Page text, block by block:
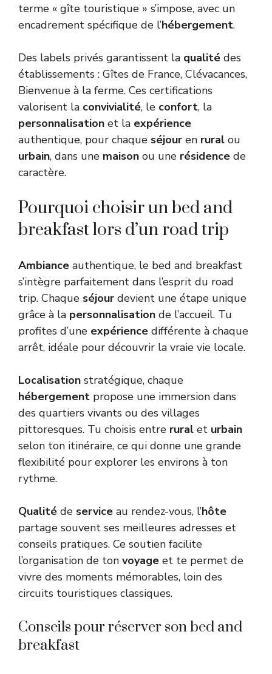
terme « gîte touristique » s’impose, avec un
encadrement spécifique de l’hébergement.
Des labels privés garantissent la qualité des
établissements : Gîtes de France, Clévacances,
Bienvenue à la ferme. Ces certifications
valorisent la convivialité, le confort, la
personnalisation et la expérience
authentique, pour chaque séjour en rural ou
urbain, dans une maison ou une résidence de
caractère.
Pourquoi choisir un bed and
breakfast lors d’un road trip
Ambiance authentique, le bed and breakfast
s’intègre parfaitement dans l’esprit du road
trip. Chaque séjour devient une étape unique
grâce à la personnalisation de l’accueil. Tu
profites d’une expérience différente à chaque
arrêt, idéale pour découvrir la vraie vie locale.
Localisation stratégique, chaque
hébergement propose une immersion dans
des quartiers vivants ou des villages
pittoresques. Tu choisis entre rural et urbain
selon ton itinéraire, ce qui donne une grande
flexibilité pour explorer les environs à ton
rythme.
Qualité de service au rendez-vous, l’hôte
partage souvent ses meilleures adresses et
conseils pratiques. Ce soutien facilite
l’organisation de ton voyage et te permet de
vivre des moments mémorables, loin des
circuits touristiques classiques.
Conseils pour réserver son bed and
breakfast